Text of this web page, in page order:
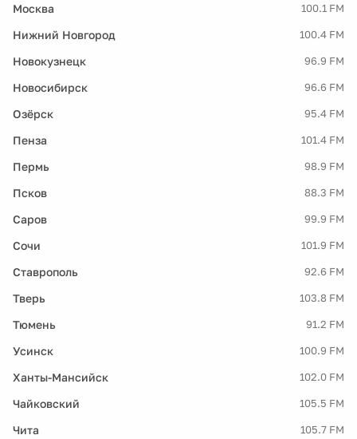
Москва 100.1 FM
Нижний Новгород 100.4 FM
Новокузнецк 96.9 FM
Новосибирск 96.6 FM
Озёрск 95.4 FM
Пенза 101.4 FM
Пермь 98.9 FM
Псков 88.3 FM
Саров 99.9 FM
Сочи 101.9 FM
Ставрополь 92.6 FM
Тверь 103.8 FM
Тюмень 91.2 FM
Усинск 100.9 FM
Ханты-Мансийск 102.0 FM
Чайковский 105.5 FM
Чита 105.7 FM